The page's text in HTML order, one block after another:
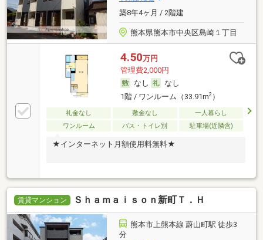
築8年4ヶ月 / 2階建
熊本県熊本市中央区島崎１丁目
4.50万円
管理費2,000円
なし
なし
1階 / ワンルーム（33.91m2）
礼金なし 敷金なし
一人暮らし
ワンルーム
バス・トイレ別 駐車場(近隣含)
★インターネット月額使用料無料★
賃貸マンション Ｓｈａｍａｉｓｏｎ新町Ｔ．Ｈ
熊本市上熊本線 蔚山町駅 徒歩3
分